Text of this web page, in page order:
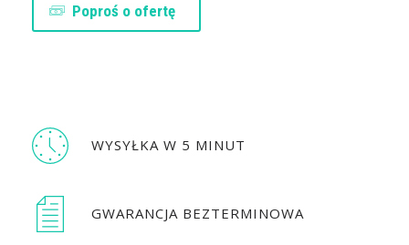
Poproś o ofertę
WYSYŁKA W 5 MINUT
GWARANCJA BEZTERMINOWA